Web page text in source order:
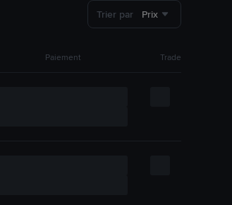
Trier par Prix
Paiement Trade